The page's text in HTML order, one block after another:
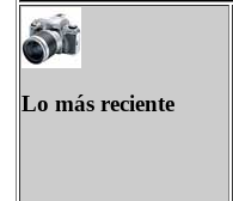
Lo más reciente